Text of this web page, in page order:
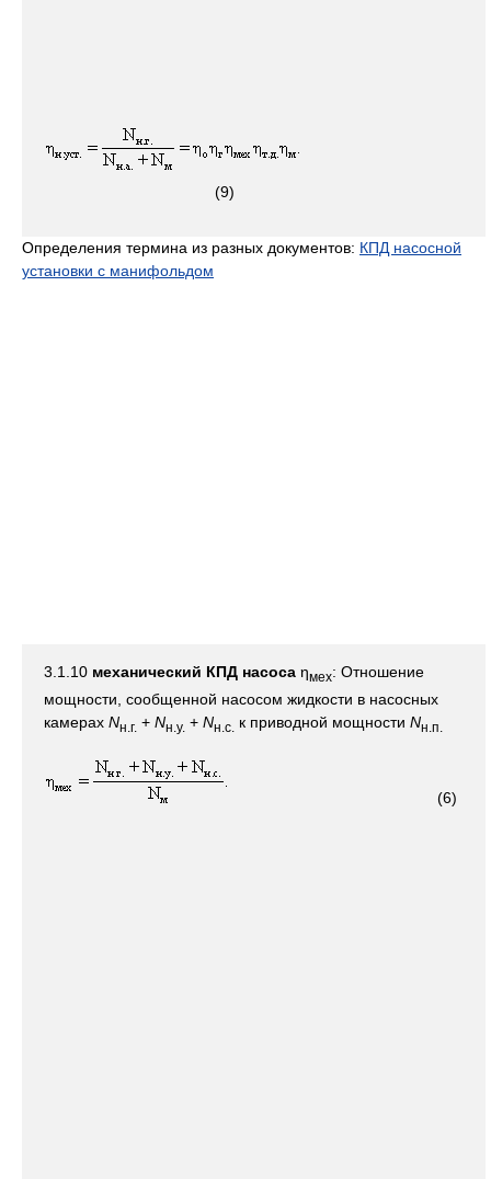
(9)
Определения термина из разных документов: КПД насосной
установки с манифольдом
3.1.10 механический КПД насоса ηмex: Отношение
мощности, сообщенной насосом жидкости в насосных
камерах Nн.г. + Nн.у. + Nн.с. к приводной мощности Nн. п.
(6)